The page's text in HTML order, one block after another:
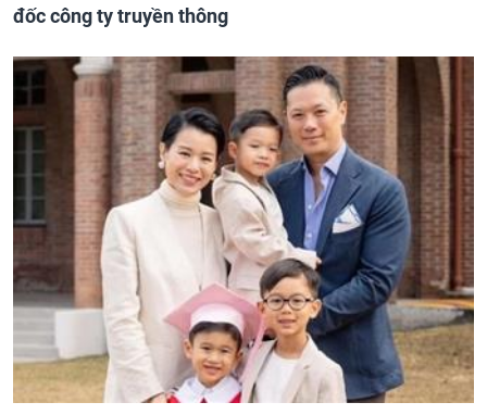
đốc công ty truyền thông